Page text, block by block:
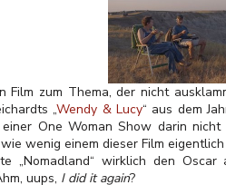
Film zum Thema, der nicht
„Wendy & Lucy“ aus dem
One Woman Show darin
wenig einem dieser Film
„Nomadland“ wirklich den
uups, I did it again?